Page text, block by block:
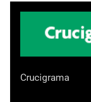
Crucigrama